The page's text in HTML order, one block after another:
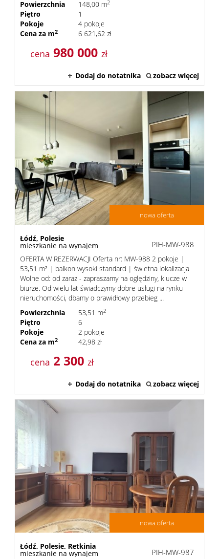
Powierzchnia 148,00 m2
Piętro
1
Pokoje
4 pokoje
Cena za m2 6 621,62 zł
cena 980 000 zł
Dodaj do notatnika zobacz więcej
nowa oferta
Łódź, Polesie
mieszkanie na wynajem PIH-MW-988
OFERTA W REZERWACJI Oferta nr: MW-988 2 pokoje |
53,51 m² | balkon wysoki standard | świetna lokalizacja
Wolne od: od zaraz - zapraszamy na oględziny, klucze w
biurze. Od wielu lat świadczymy dobre usługi na rynku
nieruchomości, dbamy o prawidłowy przebieg ...
Powierzchnia
53,51 m2
Piętro
6
Pokoje
2 pokoje
Cena za m2 42,98 zł
cena 2 300 zł
Dodaj do notatnika zobacz więcej
nowa oferta
Łódź, Polesie, Retkinia
mieszkanie na wynajem PIH-MW-987